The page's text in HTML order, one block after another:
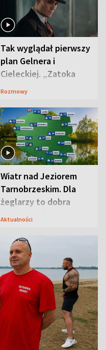
Tak wyglądał pierwszy
plan Gelnera i
Cieleckiej. „Zatoka
szpiegów” od razu ich
Rozmowy
Wiatr nad Jeziorem
Tarnobrzeskim. Dla
żeglarzy to dobra
wiadomość
Aktualności